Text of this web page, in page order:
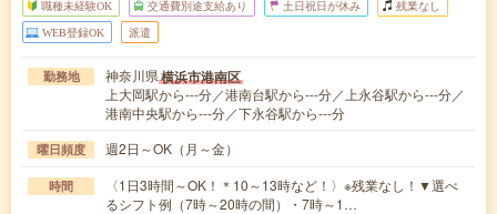
職種未経験OK 交通費別途支給あり 土日祝日が休み 残業なし
WEB登録OK 派遣
勤務地 神奈川県横浜市港南区
上大岡駅から---分／港南台駅から---分／上永谷駅から---分／
港南中央駅から---分／下永谷駅から---分
曜日頻度 週2日～OK（月～金）
時間
〈1日3時間～OK！＊10～13時など！〉※残業なし！▼選べ
るシフト例（7時～20時の間）・7時～1…